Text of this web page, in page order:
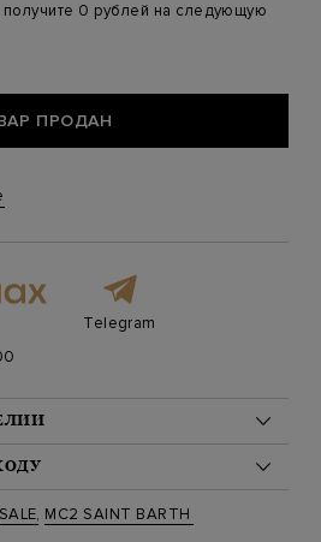
0 рублей на следующую
ПРОДАН
Telegram
8%, эластан 5%
модели размер S
воды до 30 градусов
запрещено
SALE, MC2 SAINT BARTH